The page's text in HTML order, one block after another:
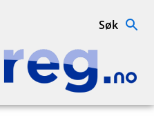
Interreg.no
Søk